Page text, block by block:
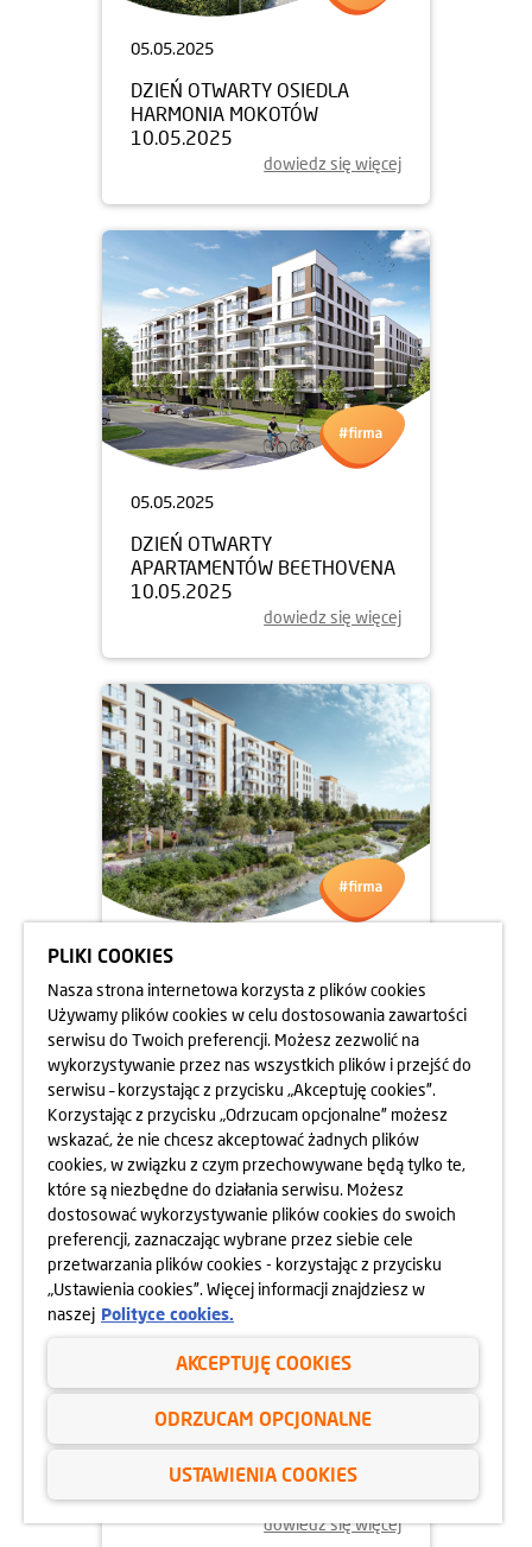
05.05.2025
DZIEŃ OTWARTY OSIEDLA
HARMONIA MOKOTÓW
10.05.2025
dowiedz się więcej
05.05.2025
DZIEŃ OTWARTY
APARTAMENTÓW BEETHOVENA
10.05.2025
dowiedz się więcej
05.05.2025
DZIEŃ OTWARTY
MOKOTOWA SPORTOWEGO
10.05.2025
dowiedz się więcej
24.04.2025
800 MIESZKAŃ BEZ WKŁADU
WŁASNEGO
dowiedz się więcej
PLIKI COOKIES
Nasza strona internetowa korzysta z plików cookies
Używamy plików cookies w celu dostosowania zawartości
serwisu do Twoich preferencji. Możesz zezwolić na
wykorzystywanie przez nas wszystkich plików i przejść do
serwisu – korzystając z przycisku „Akceptuję cookies”.
Korzystając z przycisku „Odrzucam opcjonalne” możesz
wskazać, że nie chcesz akceptować żadnych plików
cookies, w związku z czym przechowywane będą tylko te,
które są niezbędne do działania serwisu. Możesz
dostosować wykorzystywanie plików cookies do swoich
preferencji, zaznaczając wybrane przez siebie cele
przetwarzania plików cookies - korzystając z przycisku
„Ustawienia cookies”. Więcej informacji znajdziesz w
naszej Polityce cookies.
AKCEPTUJĘ COOKIES
ODRZUCAM OPCJONALNE
USTAWIENIA COOKIES